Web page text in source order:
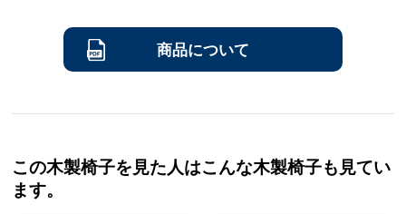
商品について
この木製椅子を見た人はこんな木製椅子も見てい
ます。